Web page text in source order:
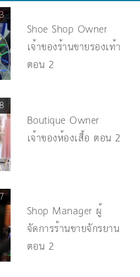
Shoe Shop Owner
เจ้าของร้านขายรองเท้า
ตอน 2
Boutique Owner
เจ้าของห้องเสื้อ ตอน 2
Shop Manager ผู้
จัดการร้านขายจักรยาน
ตอน 2